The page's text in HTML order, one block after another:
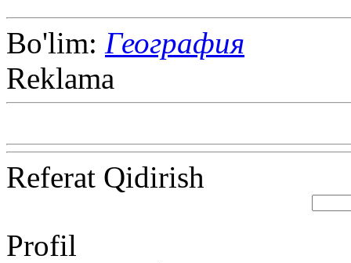
Bo'lim: География
Reklama
Referat Qidirish
Profil